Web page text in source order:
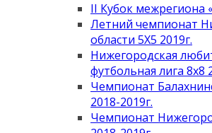
II Кубок межрегиона
Летний чемпионат
области 5Х5 2019г.
Нижегородская
футбольная лига 8х8
Чемпионат
2018-2019г.
Чемпионат